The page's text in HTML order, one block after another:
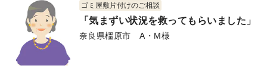
ゴミ屋敷片付けのご相談
「気まずい状況を救ってもらいました」
奈良県橿原市 A・M様